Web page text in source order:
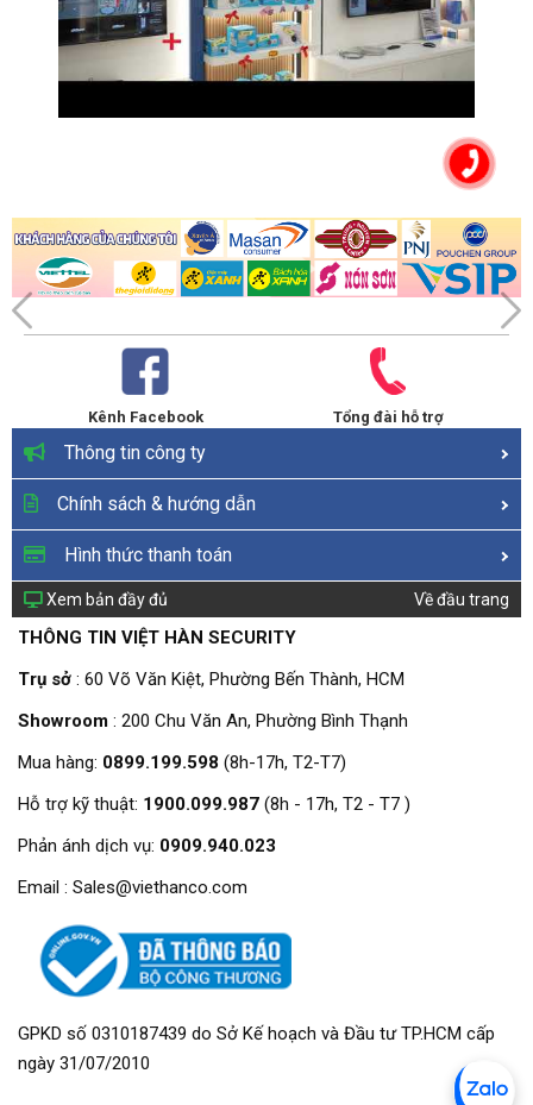
Kênh Facebook Tổng đài hỗ trợ
Thông tin công ty
Chính sách & hướng dẫn
Hình thức thanh toán
Xem bản đầy đủ Về đầu trang
THÔNG TIN VIỆT HÀN SECURITY
Trụ sở : 60 Võ Văn Kiệt, Phường Bến Thành, HCM
Showroom : 200 Chu Văn An, Phường Bình Thạnh
Mua hàng: 0899.199.598 (8h-17h, T2-T7)
Hỗ trợ kỹ thuật: 1900.099.987 (8h - 17h, T2 - T7 )
Phản ánh dịch vụ: 0909.940.023
Email : Sales@viethanco.com
GPKD số 0310187439 do Sở Kế hoạch và Đầu tư TP.HCM cấp
ngày 31/07/2010